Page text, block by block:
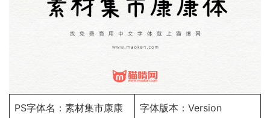
PS字体名：素材集市康康
字体版本：Version